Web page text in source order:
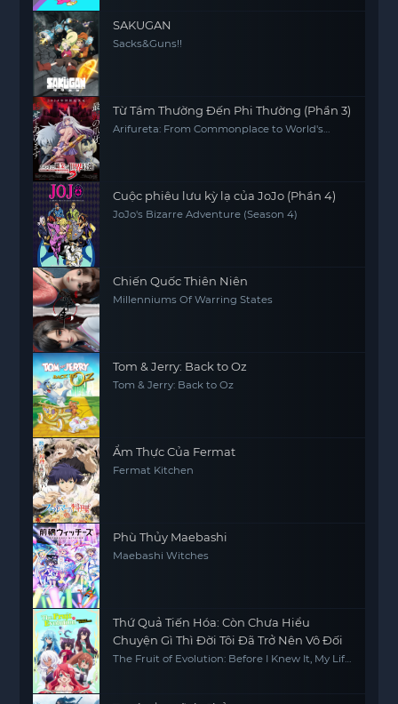
SAKUGAN
Sacks&Guns!!
Từ Tầm Thường Đến Phi Thường (Phần 3)
Arifureta: From Commonplace to World's
Cuộc phiêu lưu kỳ lạ của JoJo (Phần 4)
JoJo's Bizarre Adventure (Season 4)
Chiến Quốc Thiên Niên
Millenniums Of Warring States
Tom & Jerry: Back to Oz
Tom & Jerry: Back to Oz
Ẩm Thực Của Fermat
Fermat Kitchen
Phù Thủy Maebashi
Maebashi Witches
Thứ Quả Tiến Hóa: Còn Chưa Hiểu
Chuyện Gì Thì Đời Tôi Đã Trở Nên Vô Đối
The Fruit of Evolution: Before I Knew It, My Life